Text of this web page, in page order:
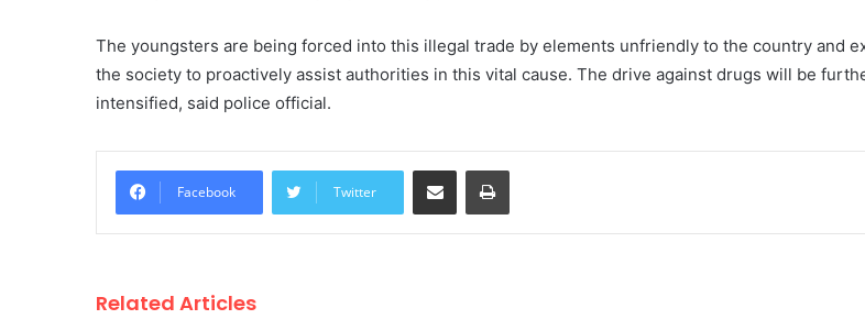
The youngsters are being forced into this illegal trade by elements unfriendly to the country and
the society to proactively assist authorities in this vital cause. The drive against drugs will be
intensified, said police official.
Facebook Twitter
Share via Email Print
Related Articles